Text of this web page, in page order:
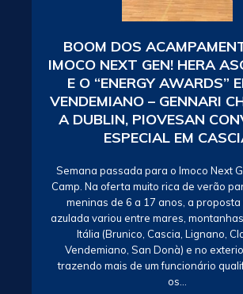
BOOM DOS
IMOCO NEXT GEN! HERA
E O “ENERGY AWARDS”
VENDEMIANO – GENNARI
A DUBLIN, PIOVESAN
ESPECIAL EM
Semana passada para o Imoco Next
Camp. Na oferta muito rica de verão
meninas de 6 a 17 anos, a
azulada variou entre mares,
Itália (Brunico, Cascia, Lignano,
Vendemiano, San Donà) e no
trazendo mais de um funcionário
os…